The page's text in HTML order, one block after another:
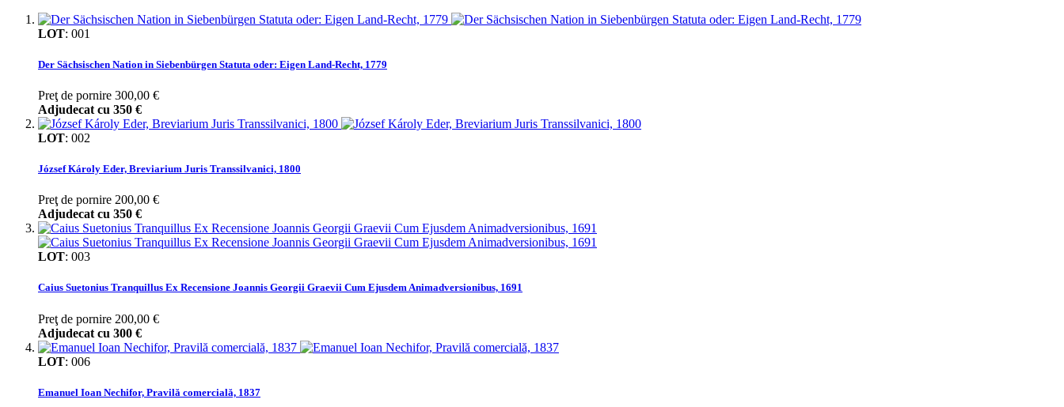
LOT: 001
Der Sächsischen Nation in Siebenbürgen Statuta oder: Eigen Land-Recht, 1779
Preţ de pornire 300,00 €
Adjudecat cu 350 €
LOT: 002
József Károly Eder, Breviarium Juris Transsilvanici, 1800
Preţ de pornire 200,00 €
Adjudecat cu 350 €
LOT: 003
Caius Suetonius Tranquillus Ex Recensione Joannis Georgii Graevii Cum Ejusdem Animadversionibus, 1691
Preţ de pornire 200,00 €
Adjudecat cu 300 €
LOT: 006
Emanuel Ioan Nechifor, Pravilă comercială, 1837